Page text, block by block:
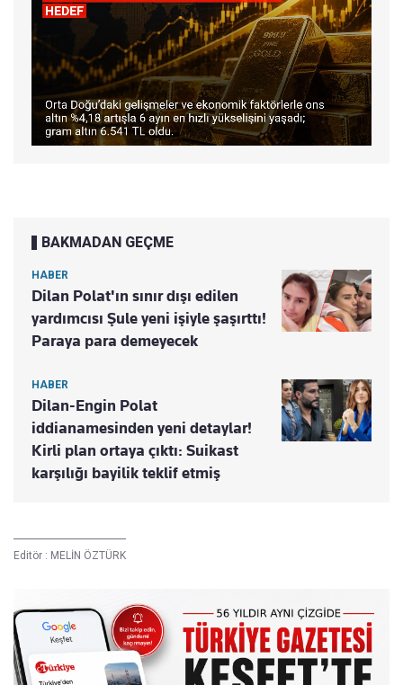
BAKMADAN GEÇME
HABER
Dilan Polat'ın sınır dışı edilen
yardımcısı Şule yeni işiyle şaşırttı!
Paraya para demeyecek
HABER
Dilan-Engin Polat
iddianamesinden yeni detaylar!
Kirli plan ortaya çıktı: Suikast
karşılığı bayilik teklif etmiş
Editör : MELİN ÖZTÜRK